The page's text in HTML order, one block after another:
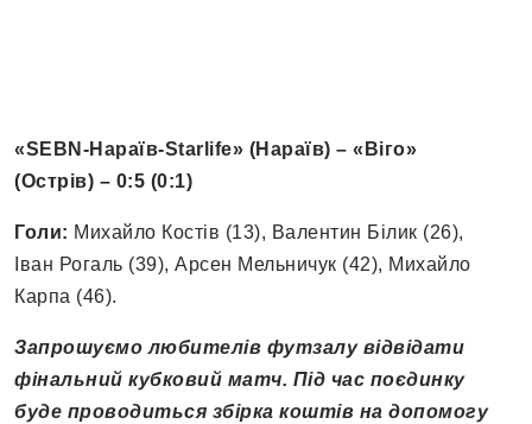
«SEBN-Нараїв-Starlife» (Нараїв) – «Віго»
(Острів) – 0:5 (0:1)
Голи: Михайло Костів (13), Валентин Білик (26),
Іван Рогаль (39), Арсен Мельничук (42), Михайло
Карпа (46).
Запрошуємо любителів футзалу відвідати
фінальний кубковий матч. Під час поєдинку
буде проводиться збірка коштів на допомогу